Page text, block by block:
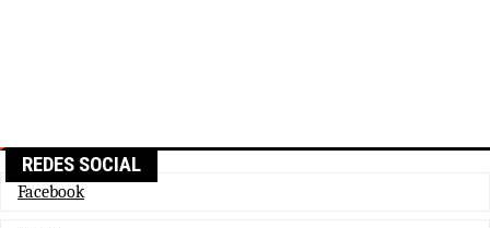
REDES SOCIAL
Facebook